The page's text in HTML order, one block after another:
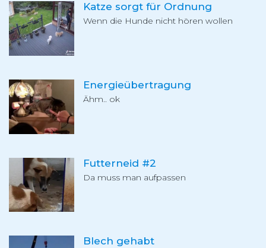
Katze sorgt für Ordnung
Wenn die Hunde nicht hören wollen
Energieübertragung
Ähm.. ok
Futterneid #2
Da muss man aufpassen
Blech gehabt